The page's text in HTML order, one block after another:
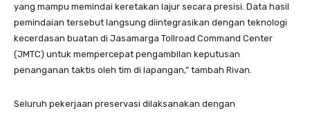
yang mampu memindai keretakan lajur secara presisi. Data hasil
pemindaian tersebut langsung diintegrasikan dengan teknologi
kecerdasan buatan di Jasamarga Tollroad Command Center
(JMTC) untuk mempercepat pengambilan keputusan
penanganan taktis oleh tim di lapangan,” tambah Rivan.
Seluruh pekerjaan preservasi dilaksanakan dengan